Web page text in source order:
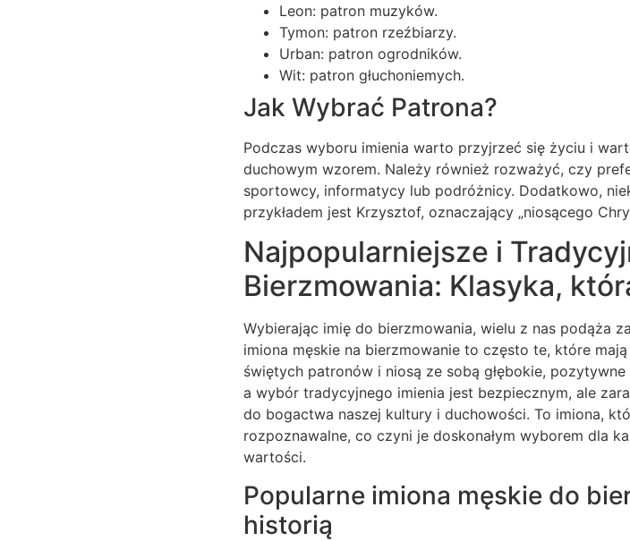
Leon: patron muzyków.
Tymon: patron rzeźbiarzy.
Urban: patron ogrodników.
Wit: patron głuchoniemych.
Jak Wybrać Patrona?
Podczas wyboru imienia warto przyjrzeć się życiu i
duchowym wzorem. Należy również rozważyć, czy
sportowcy, informatycy lub podróżnicy. Dodatkowo,
przykładem jest Krzysztof, oznaczający „niosącego
Najpopularniejsze i
Bierzmowania: Klasyka,
Wybierając imię do bierzmowania, wielu z nas podąża
imiona męskie na bierzmowanie to często te, które
świętych patronów i niosą ze sobą głębokie,
a wybór tradycyjnego imienia jest bezpiecznym, ale
do bogactwa naszej kultury i duchowości. To imiona,
rozpoznawalne, co czyni je doskonałym wyborem dla
wartości.
Popularne imiona męskie do
historią